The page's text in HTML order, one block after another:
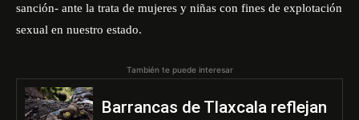
sanción- ante la trata de mujeres y niñas con fines de explotación
sexual en nuestro estado.
También te puede interesar
Barrancas de Tlaxcala reflejan